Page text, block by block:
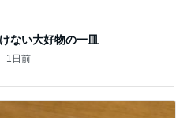
ない大好物の一皿
1日前